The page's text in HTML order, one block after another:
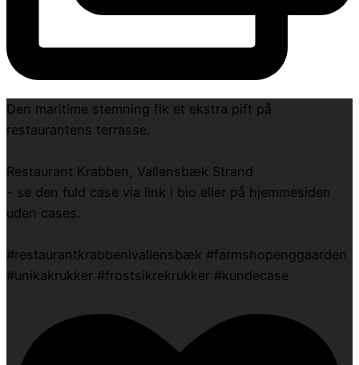
Den maritime stemning fik et ekstra pift på
restaurantens terrasse.
Restaurant Krabben, Vallensbæk Strand
- se den fuld case via link i bio eller på hjemmesiden
uden cases.
#restaurantkrabbenivallensbæk #farmshopenggaarden
#unikakrukker #frostsikrekrukker #kundecase